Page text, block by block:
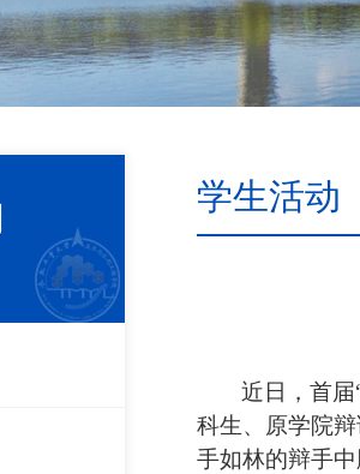
学生活动
近日，首届
科生、原学院
手如林的辩手